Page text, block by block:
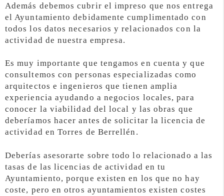
Además debemos cubrir el impreso que nos entrega
el Ayuntamiento debidamente cumplimentado con
todos los datos necesarios y relacionados con la
actividad de nuestra empresa.
Es muy importante que tengamos en cuenta y que
consultemos con personas especializadas como
arquitectos e ingenieros que tienen amplia
experiencia ayudando a negocios locales, para
conocer la viabilidad del local y las obras que
deberíamos hacer antes de solicitar la licencia de
actividad en Torres de Berrellén.
Deberías asesorarte sobre todo lo relacionado a las
tasas de las licencias de actividad en tu
Ayuntamiento, porque existen en los que no hay
coste, pero en otros ayuntamientos existen costes